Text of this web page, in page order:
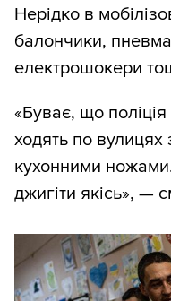
Нерідко в
балончики,
електрошокери
«Буває, що поліція
ходять по вулицях
кухонними
джигіти якісь», —